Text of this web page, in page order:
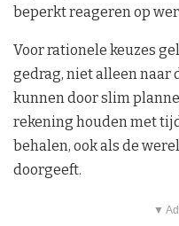
beperkt reageren op
Voor rationele keuzes
gedrag, niet alleen naar
kunnen door slim
rekening houden met
behalen, ook als de
doorgeeft.
▼